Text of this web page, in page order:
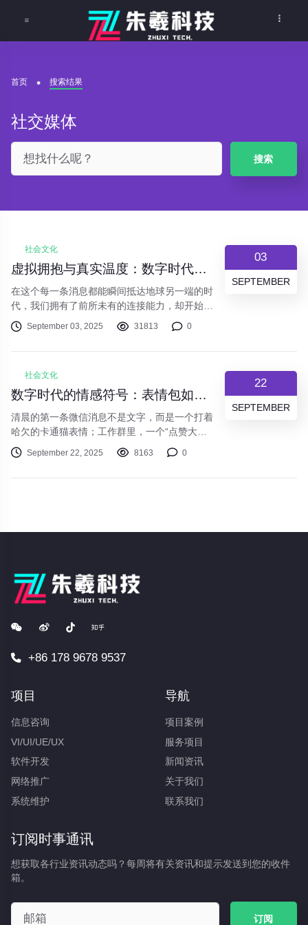
首页 搜索结果
社交媒体
搜索
03
SEPTEMBER
社会文化
虚拟拥抱与真实温度：数字时代的情感表达困境
在这个每一条消息都能瞬间抵达地球另一端的时
代，我们拥有了前所未有的连接能力，却开始质
疑这种连接的深度。社交媒体上的点赞、表情包
的狂欢、即时通讯中的简短回复，构成了当代人
会文化现象正在形成——情感表达的数字化异
化。数字交流的高效性无可否认。一条微信可以
水。但当我们沉迷于这种高
September 03, 2025 31813 0
22
SEPTEMBER
社会文化
数字时代的情感符号：表情包如何重塑我们的交流方式
清晨的第一条微信消息不是文字，而是一个打着
哈欠的卡通猫表情；工作群里，一个“点赞大拇
指”比任何褒奖词语都更令人安心；深夜朋友
圈，有人分享一张“躺平”的葛优瘫表达一天的疲
September 22, 2025 8163 0
+86 178 9678 9537
项目
信息咨询
VI/UI/UE/UX
软件开发
网络推广
系统维护
导航
项目案例
服务项目
新闻资讯
关于我们
联系我们
订阅时事通讯
想获取各行业资讯动态吗？每周将有关资讯和提示发送到您的收件
箱。
订阅